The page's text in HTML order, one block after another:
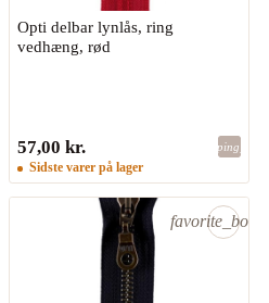
Opti delbar lynlås, ring
vedhæng, rød
57,00 kr. shopping_bag
Sidste varer på lager
favorite_border